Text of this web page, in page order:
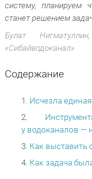
систему, планируем
станет решением
Булат
«Сибайводоканал»
Содержание
Исчезла
у водоканалов —
Как выставить
Как задача